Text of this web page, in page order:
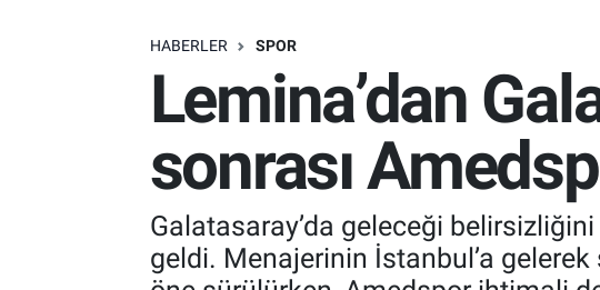
HABERLER SPOR
Lemina’dan
sonrası
Galatasaray’da geleceği
geldi. Menajerinin İstanbul’a
ÖZEL HABER